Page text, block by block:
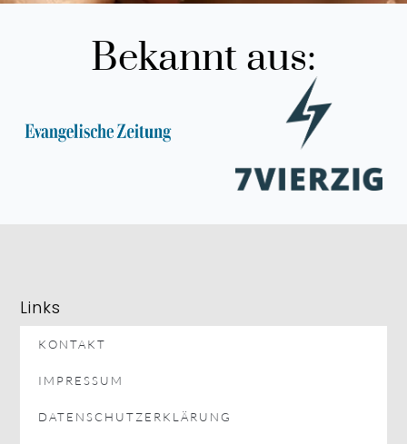
Bekannt aus:
Links
KONTAKT
IMPRESSUM
DATENSCHUTZERKLÄRUNG